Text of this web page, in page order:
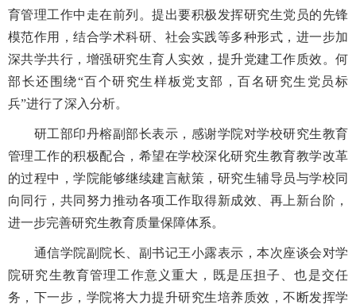
育管理工作中走在前列。提出要积极发挥研究生党员的先锋
模范作用，结合学术科研、社会实践等多种形式，进一步加
深共学共行，增强研究生育人实效，提升党建工作质效。何
部长还围绕“百个研究生样板党支部，百名研究生党员标
兵”进行了深入分析。
研工部印丹榕副部长表示，感谢学院对学校研究生教育
管理工作的积极配合，希望在学校深化研究生教育教学改革
的过程中，学院能够继续建言献策，研究生辅导员与学校同
向同行，共同努力推动各项工作取得新成效、再上新台阶，
进一步完善研究生教育质量保障体系。
通信学院副院长、副书记王小露表示，本次座谈会对学
院研究生教育管理工作意义重大，既是压担子、也是交任
务，下一步，学院将大力提升研究生培养质效，不断发挥学